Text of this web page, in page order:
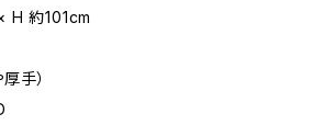
H 約101cm
手）